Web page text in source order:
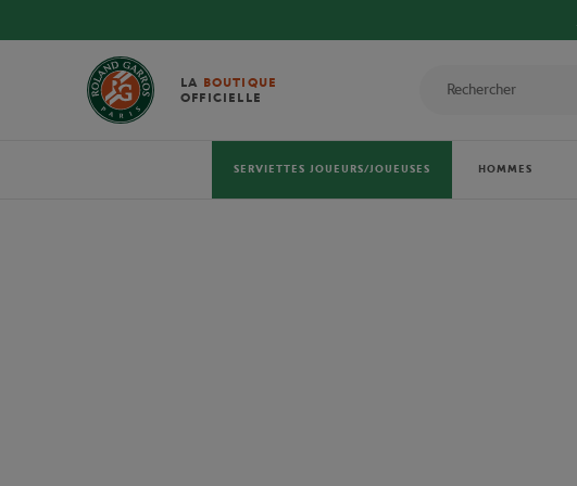
LA BOUTIQUE
OFFICIELLE
SERVIETTES JOUEURS/JOUEUSES HOMMES